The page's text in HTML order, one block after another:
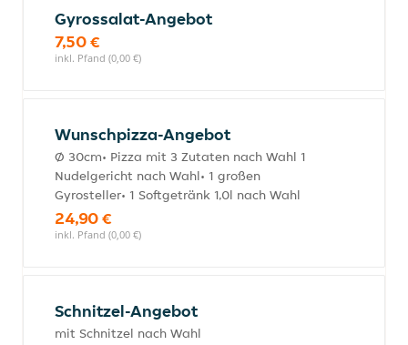
Gyrossalat-Angebot
7,50 €
inkl. Pfand (0,00 €)
Wunschpizza-Angebot
Ø 30cm• Pizza mit 3 Zutaten nach Wahl 1
Nudelgericht nach Wahl• 1 großen
Gyrosteller• 1 Softgetränk 1,0l nach Wahl
24,90 €
inkl. Pfand (0,00 €)
Schnitzel-Angebot
mit Schnitzel nach Wahl